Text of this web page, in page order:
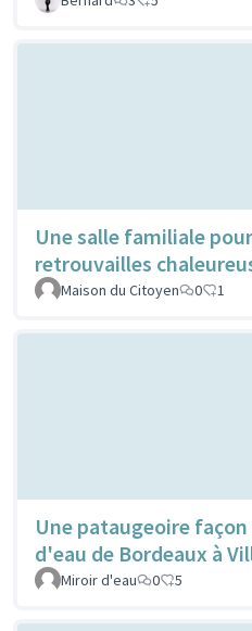
Une salle familiale
retrouvailles
Maison du Citoyen
0 1
Une pataugeoire
d'eau de Bordeaux à
Miroir d'eau
0 5